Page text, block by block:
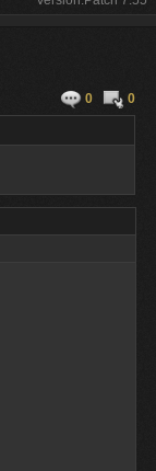
0
0